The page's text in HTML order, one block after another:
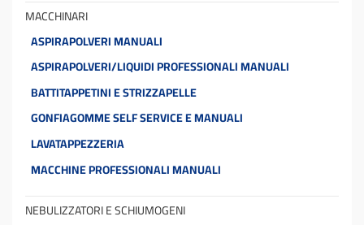
MACCHINARI
ASPIRAPOLVERI MANUALI
ASPIRAPOLVERI/LIQUIDI PROFESSIONALI MANUALI
BATTITAPPETINI E STRIZZAPELLE
GONFIAGOMME SELF SERVICE E MANUALI
LAVATAPPEZZERIA
MACCHINE PROFESSIONALI MANUALI
NEBULIZZATORI E SCHIUMOGENI